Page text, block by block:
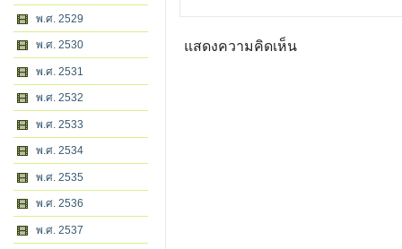
พ.ศ. 2529
พ.ศ. 2530
พ.ศ. 2531
พ.ศ. 2532
พ.ศ. 2533
พ.ศ. 2534
พ.ศ. 2535
พ.ศ. 2536
พ.ศ. 2537
แสดงความคิดเห็น